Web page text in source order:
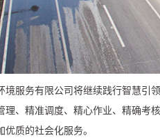
境服务有限公司将继续践行智慧引
、精准调度、精心作业、精确
质的社会化服务。